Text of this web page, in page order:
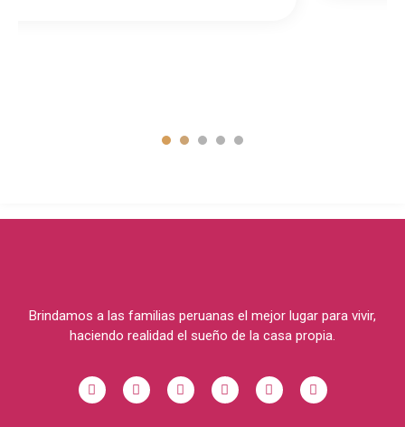
Brindamos a las familias peruanas el mejor lugar para vivir,
haciendo realidad el sueño de la casa propia.